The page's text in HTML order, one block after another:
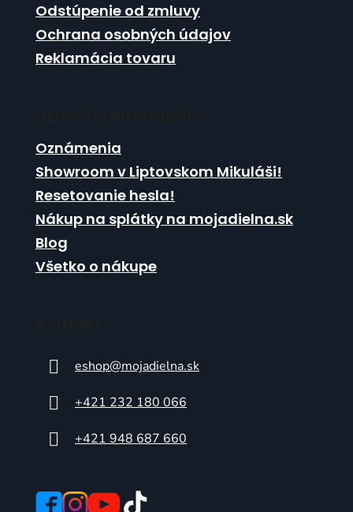
Odstúpenie od zmluvy
Ochrana osobných údajov
Reklamácia tovaru
Oznámenia
Showroom v Liptovskom Mikuláši!
Resetovanie hesla!
Nákup na splátky na mojadielna.sk
Blog
Všetko o nákupe
eshop@mojadielna.sk
+421 232 180 066
+421 948 687 660